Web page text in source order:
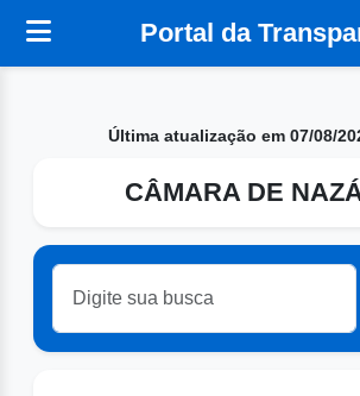
Portal da
Última atualização em 07/08/
CÂMARA DE